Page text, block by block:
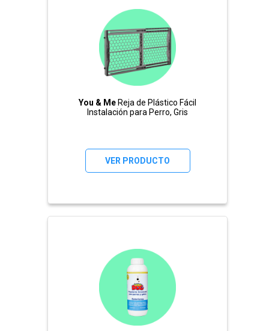
You & Me Reja de Plástico Fácil
Instalación para Perro, Gris
VER PRODUCTO